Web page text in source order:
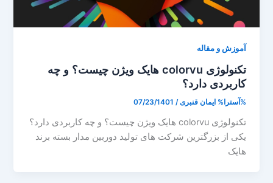
آموزش و مقاله
تکنولوژی colorvu هایک ویژن چیست؟ و چه
کاربردی دارد؟
%آسترا% ایمان قنبری/
07/23/1401
تکنولوژی colorvu هایک ویژن چیست؟ و چه کاربردی دارد؟
یکی از بزرگترین شرکت های تولید دوربین مدار بسته برند
هایک